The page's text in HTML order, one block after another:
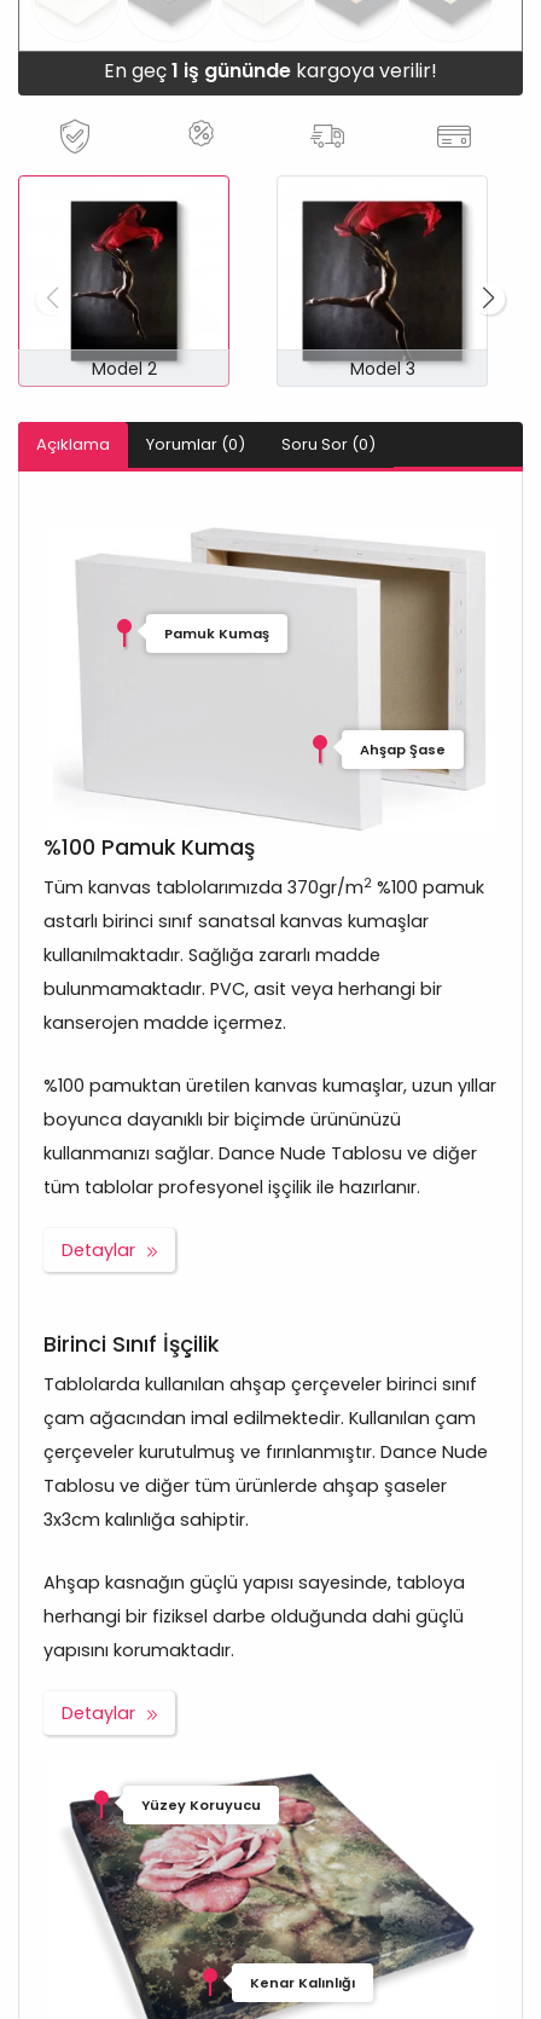
En geç1 iş gününde kargoya verilir!
Model 2 Model 3
Açıklama Yorumlar (0) Soru Sor (0)
Pamuk Kumaş
Ahşap Şase
%100 Pamuk Kumaş
Tüm kanvas tablolarımızda 370gr/m2 %100 pamuk
astarlı birinci sınıf sanatsal kanvas kumaşlar
kullanılmaktadır. Sağlığa zararlı madde
bulunmamaktadır. PVC, asit veya herhangi bir
kanserojen madde içermez.
%100 pamuktan üretilen kanvas kumaşlar, uzun yıllar
boyunca dayanıklı bir biçimde ürününüzü
kullanmanızı sağlar. Dance Nude Tablosu ve diğer
tüm tablolar profesyonel işçilik ile hazırlanır.
Detaylar
Birinci Sınıf İşçilik
Tablolarda kullanılan ahşap çerçeveler birinci sınıf
çam ağacından imal edilmektedir. Kullanılan çam
çerçeveler kurutulmuş ve fırınlanmıştır. Dance Nude
Tablosu ve diğer tüm ürünlerde ahşap şaseler
3x3cm kalınlığa sahiptir.
Ahşap kasnağın güçlü yapısı sayesinde, tabloya
herhangi bir fiziksel darbe olduğunda dahi güçlü
yapısını korumaktadır.
Detaylar
Yüzey Koruyucu
Kenar Kalınlığı